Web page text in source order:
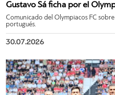
Gustavo Sá ficha por el
Comunicado del Olympiacos FC
portugués.
30.07.2026